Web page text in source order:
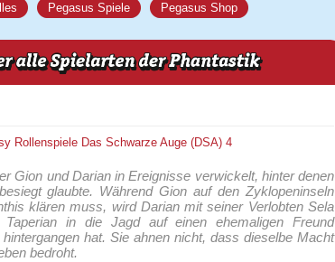
Pegasus Spiele Pegasus Shop
Rollenspiele Das Schwarze Auge (DSA) 4
Gion und Darian in Ereignisse verwickelt, hinter denen
glaubte. Während Gion auf den Zyklopeninseln
klären muss, wird Darian mit seiner Verlobten Sela
in die Jagd auf einen ehemaligen Freund
hat. Sie ahnen nicht, dass dieselbe Macht
bedroht.